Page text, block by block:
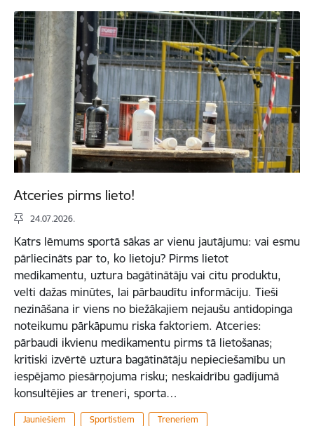
Atceries pirms lieto!
24.07.2026.
Katrs lēmums sportā sākas ar vienu jautājumu: vai esmu
pārliecināts par to, ko lietoju? Pirms lietot
medikamentu, uztura bagātinātāju vai citu produktu,
velti dažas minūtes, lai pārbaudītu informāciju. Tieši
nezināšana ir viens no biežākajiem nejaušu antidopinga
noteikumu pārkāpumu riska faktoriem. Atceries:
pārbaudi ikvienu medikamentu pirms tā lietošanas;
kritiski izvērtē uztura bagātinātāju nepieciešamību un
iespējamo piesārņojuma risku; neskaidrību gadījumā
konsultējies ar treneri, sporta…
Jauniešiem Sportistiem Treneriem